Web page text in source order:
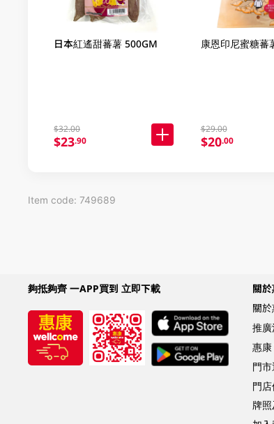
日本紅遙甜蕃薯 500GM
$32.00
$23.90
康恩印尼蜜糖蕃
$29.00
$20.00
Item code: 749689
夠抵夠齊 一APP買到 立即下載
關
關
推
惠
門
門
牌